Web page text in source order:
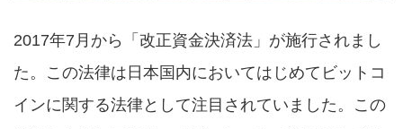
2017年7月から「改正資金決済法」が施行されまし
た。この法律は日本国内においてはじめてビットコ
インに関する法律として注目されていました。この